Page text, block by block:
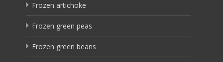
Frozen artichoke
Frozen green peas
Frozen green beans